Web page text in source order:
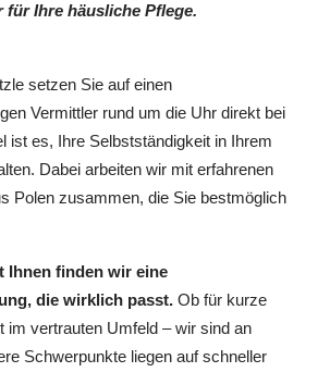
für Ihre häusliche Pflege.
setzen Sie auf einen
Vermittler rund um die Uhr direkt bei
ist es, Ihre Selbstständigkeit in Ihrem
Dabei arbeiten wir mit erfahrenen
Polen zusammen, die Sie bestmöglich
Ihnen finden wir eine
die wirklich passt. Ob für kurze
im vertrauten Umfeld – wir sind an
Schwerpunkte liegen auf schneller